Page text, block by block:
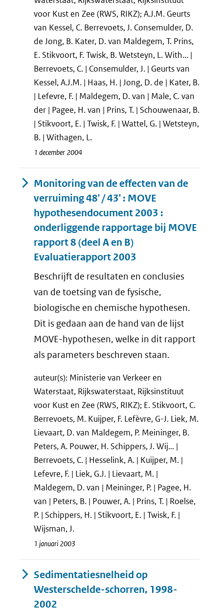
voor Kust en Zee (RWS, RIKZ); A.J.M. Geurts
van Kessel, C. Berrevoets, J. Consemulder, D.
de Jong, B. Kater, D. van Maldegem, T. Prins,
E. Stikvoort, F. Twisk, B. Wetsteyn, L. With... |
Berrevoets, C. | Consemulder, J. | Geurts van
Kessel, A.J.M. | Haas, H. | Jong, D. de | Kater, B.
| Lefevre, F. | Maldegem, D. van | Male, C. van
der | Pagee, H. van | Prins, T. | Schouwenaar, B.
| Stikvoort, E. | Twisk, F. | Wattel, G. | Wetsteyn,
B. | Withagen, L.
1 december 2004
Monitoring van de effecten van de
verruiming 48' / 43' : MOVE
hypothesendocument 2003 :
onderliggende rapportage bij MOVE
rapport 8 (deel A en B)
Evaluatierapport 2003
Beschrijft de resultaten en conclusies
van de toetsing van de fysische,
biologische en chemische hypothesen.
Dit is gedaan aan de hand van de lijst
MOVE-hypothesen, welke in dit rapport
als parameters beschreven staan.
auteur(s): Ministerie van Verkeer en
Waterstaat, Rijkswaterstaat, Rijksinstituut
voor Kust en Zee (RWS, RIKZ); E. Stikvoort, C.
Berrevoets, M. Kuijper, F. Lefèvre, G-J. Liek, M.
Lievaart, D. van Maldegem, P. Meininger, B.
Peters, A. Pouwer, H. Schippers, J. Wij... |
Berrevoets, C. | Hesselink, A. | Kuijper, M. |
Lefevre, F. | Liek, G.J. | Lievaart, M. |
Maldegem, D. van | Meininger, P. | Pagee, H.
van | Peters, B. | Pouwer, A. | Prins, T. | Roelse,
P. | Schippers, H. | Stikvoort, E. | Twisk, F. |
Wijsman, J.
1 januari 2003
Sedimentatiesnelheid op
Westerschelde-schorren, 1998-
2002